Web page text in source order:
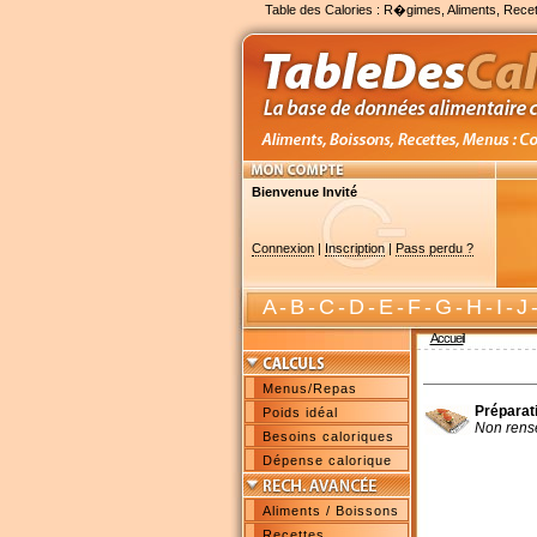
Table des Calories : R�gimes, Aliments,
Bienvenue Invité
Connexion| Inscription| Pass perdu ?
A-B-C-D-E-F-G-H-I-J
Accueil
Menus/Repas
Poids idéal
Besoins caloriques
Dépense calorique
Aliments / Boissons
Non